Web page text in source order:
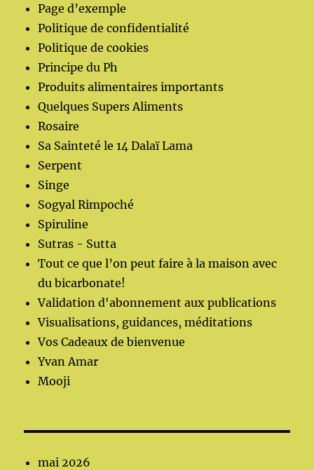
Page d’exemple
Politique de confidentialité
Politique de cookies
Principe du Ph
Produits alimentaires importants
Quelques Supers Aliments
Rosaire
Sa Sainteté le 14 Dalaï Lama
Serpent
Singe
Sogyal Rimpoché
Spiruline
Sutras - Sutta
Tout ce que l’on peut faire à la maison avec
du bicarbonate!
Validation d'abonnement aux publications
Visualisations, guidances, méditations
Vos Cadeaux de bienvenue
Yvan Amar
Mooji
mai 2026